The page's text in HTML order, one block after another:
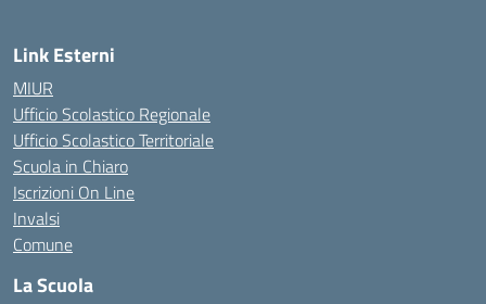
Link Esterni
MIUR
Ufficio Scolastico Regionale
Ufficio Scolastico Territoriale
Scuola in Chiaro
Iscrizioni On Line
Invalsi
Comune
La Scuola